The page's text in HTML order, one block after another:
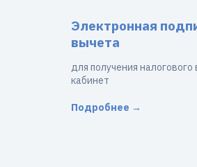
Электронная
вычета
для получения
кабинет
Подробнее →